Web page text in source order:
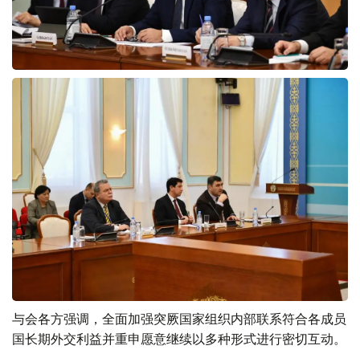
与会各方强调，全面加强突厥国家组织内部联系符合各成员
国长期外交利益并重申愿意继续以多种形式进行密切互动。